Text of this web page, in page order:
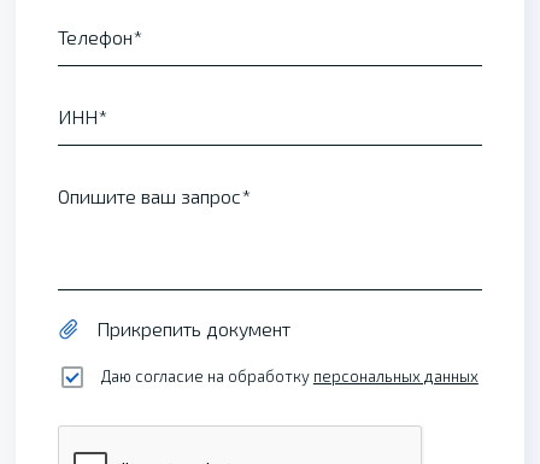
Телефон
ИНН
Опишите ваш запрос
Прикрепить документ
Даю согласие на обработку персональных данных